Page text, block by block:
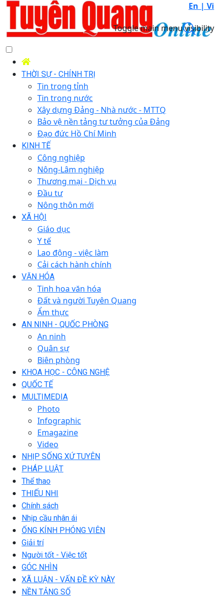
En | Vi
Toggle main menu visibility
THỜI SỰ - CHÍNH TRỊ
Tin trong tỉnh
Tin trong nước
Xây dựng Đảng - Nhà nước - MTTQ
Bảo vệ nền tảng tư tưởng của Đảng
Đạo đức Hồ Chí Minh
KINH TẾ
Công nghiệp
Nông-Lâm nghiệp
Thương mại - Dịch vụ
Đầu tư
Nông thôn mới
XÃ HỘI
Giáo dục
Y tế
Lao động - việc làm
Cải cách hành chính
VĂN HÓA
Tinh hoa văn hóa
Đất và người Tuyên Quang
Ẩm thực
AN NINH - QUỐC PHÒNG
An ninh
Quân sự
Biên phòng
KHOA HỌC - CÔNG NGHỆ
QUỐC TẾ
MULTIMEDIA
Photo
Infographic
Emagazine
Video
NHỊP SỐNG XỨ TUYÊN
PHÁP LUẬT
Thể thao
THIẾU NHI
Chính sách
Nhịp cầu nhân ái
ỐNG KÍNH PHÓNG VIÊN
Giải trí
Người tốt - Việc tốt
GÓC NHÌN
XÃ LUẬN - VẤN ĐỀ KỲ NÀY
NỀN TẢNG SỐ